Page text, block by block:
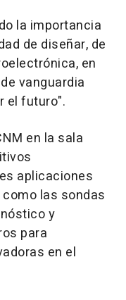
la importancia
de diseñar, de
en
vanguardia
el futuro".
en la sala
aplicaciones
las sondas
y
para
en el